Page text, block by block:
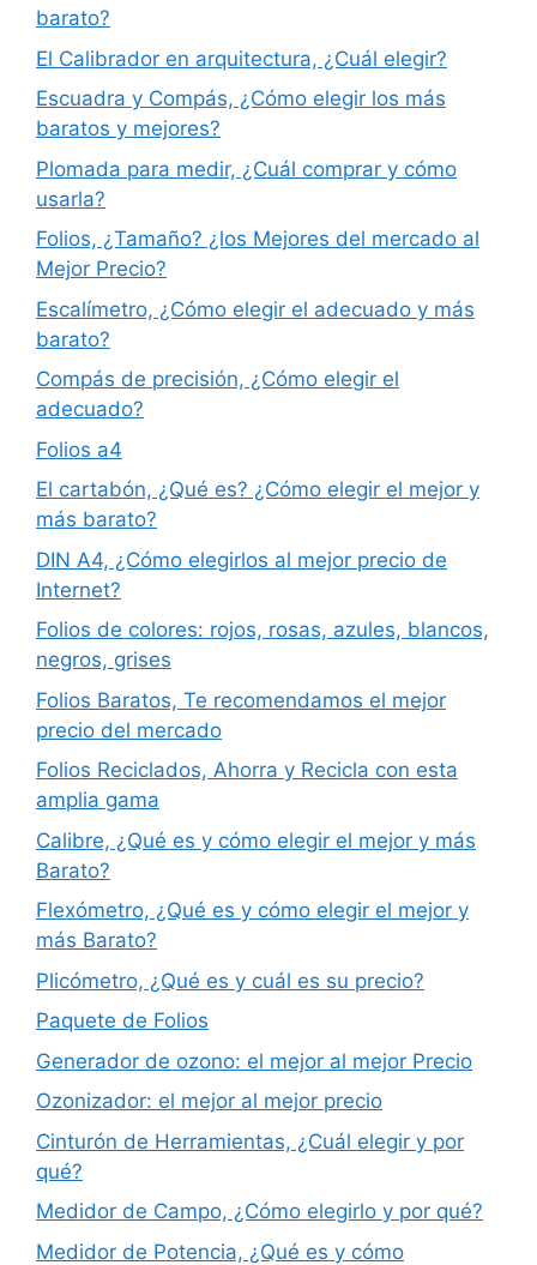
barato?
El Calibrador en arquitectura, ¿Cuál elegir?
Escuadra y Compás, ¿Cómo elegir los más
baratos y mejores?
Plomada para medir, ¿Cuál comprar y cómo
usarla?
Folios, ¿Tamaño? ¿los Mejores del mercado al
Mejor Precio?
Escalímetro, ¿Cómo elegir el adecuado y más
barato?
Compás de precisión, ¿Cómo elegir el
adecuado?
Folios a4
El cartabón, ¿Qué es? ¿Cómo elegir el mejor y
más barato?
DIN A4, ¿Cómo elegirlos al mejor precio de
Internet?
Folios de colores: rojos, rosas, azules, blancos,
negros, grises
Folios Baratos, Te recomendamos el mejor
precio del mercado
Folios Reciclados, Ahorra y Recicla con esta
amplia gama
Calibre, ¿Qué es y cómo elegir el mejor y más
Barato?
Flexómetro, ¿Qué es y cómo elegir el mejor y
más Barato?
Plicómetro, ¿Qué es y cuál es su precio?
Paquete de Folios
Generador de ozono: el mejor al mejor Precio
Ozonizador: el mejor al mejor precio
Cinturón de Herramientas, ¿Cuál elegir y por
qué?
Medidor de Campo, ¿Cómo elegirlo y por qué?
Medidor de Potencia, ¿Qué es y cómo